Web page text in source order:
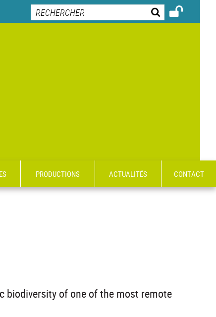
PRODUCTIONS ACTUALITÉS CONTACT
biodiversity of one of the most remote